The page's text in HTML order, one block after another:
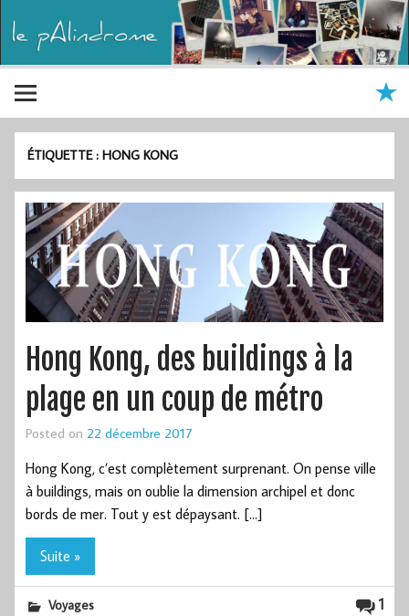
ÉTIQUETTE :HONG KONG
Hong Kong, des buildings à la
plage en un coup de métro
Posted on 22 décembre 2017
Hong Kong, c’est complètement surprenant. On pense ville
à buildings, mais on oublie la dimension archipel et donc
bords de mer. Tout y est dépaysant. […]
Suite »
1
Voyages